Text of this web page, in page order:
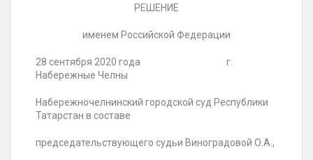
РЕШЕНИЕ
именем Российской Федерации
28 сентября 2020 года г.
Набережные Челны
Набережночелнинский городской суд Республики
Татарстан в составе
председательствующего судьи Виноградовой О.А.,